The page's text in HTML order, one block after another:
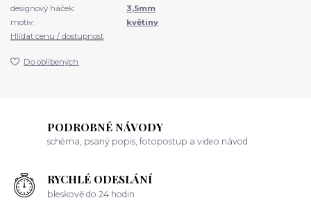
designový háček:
3,5mm
motiv:
květiny
Hlídat cenu / dostupnost
Do oblíbených
PODROBNÉ NÁVODY
schéma, psaný popis, fotopostup a video návod
RYCHLÉ ODESLÁNÍ
bleskově do 24 hodin